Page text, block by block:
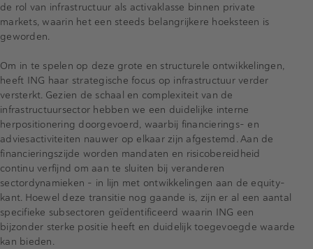
de rol van infrastructuur als activaklasse binnen private
markets, waarin het een steeds belangrijkere hoeksteen is
geworden.
Om in te spelen op deze grote en structurele ontwikkelingen,
heeft ING haar strategische focus op infrastructuur verder
versterkt. Gezien de schaal en complexiteit van de
infrastructuursector hebben we een duidelijke interne
herpositionering doorgevoerd, waarbij financierings- en
adviesactiviteiten nauwer op elkaar zijn afgestemd. Aan de
financieringszijde worden mandaten en risicobereidheid
continu verfijnd om aan te sluiten bij veranderen
sectordynamieken – in lijn met ontwikkelingen aan de equity-
kant. Hoewel deze transitie nog gaande is, zijn er al een aantal
specifieke subsectoren geïdentificeerd waarin ING een
bijzonder sterke positie heeft en duidelijk toegevoegde waarde
kan bieden.